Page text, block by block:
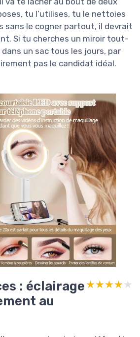
tu l’utilises, tu le nettoies
sans le cogner partout, il devrait
Si tu cherches un miroir tout-
un sac tous les jours, par
pas le candidat idéal.
: éclairage
au
★★★★★
★★★★★